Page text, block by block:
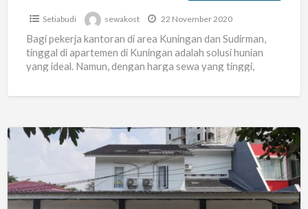
Setiabudi sewakost 22 November 2020
Bagi pekerja kantoran di area Kuningan dan Sudirman,
tinggal di apartemen di Kuningan adalah solusi hunian
yang ideal. Namun, dengan harga sewa yang tinggi,
BARU
VI